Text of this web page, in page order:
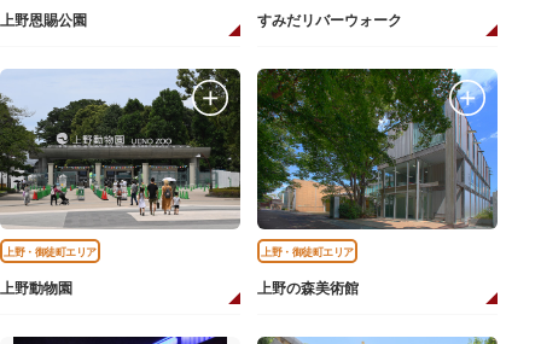
上野恩賜公園 すみだリバーウォーク
上野・御徒町エリア
上野動物園
上野・御徒町エリア
上野の森美術館